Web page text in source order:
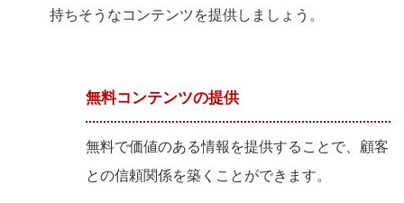
持ちそうなコンテンツを提供しましょう。
無料コンテンツの提供
無料で価値のある情報を提供することで、顧客
との信頼関係を築くことができます。